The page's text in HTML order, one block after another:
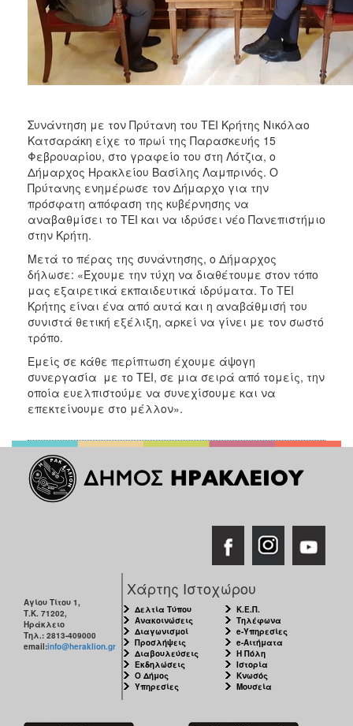
ΗΡΑΚΛΕΙΟ
Συνάντηση με τον Πρύτανη του ΤΕΙ Κρήτης Νικόλαο
Κατσαράκη είχε το πρωί της Παρασκευής 15
Φεβρουαρίου, στο γραφείο του στη Λότζια, ο
Δήμαρχος Ηρακλείου Βασίλης Λαμπρινός. Ο
Πρύτανης ενημέρωσε τον Δήμαρχο για την
πρόσφατη απόφαση της κυβέρνησης να
αναβαθμίσει το ΤΕΙ και να ιδρύσει νέο Πανεπιστήμιο
στην Κρήτη.
Μετά το πέρας της συνάντησης, ο Δήμαρχος
δήλωσε: «Έχουμε την τύχη να διαθέτουμε στον τόπο
μας εξαιρετικά εκπαιδευτικά ιδρύματα. Το ΤΕΙ
Κρήτης είναι ένα από αυτά και η αναβάθμισή του
συνιστά θετική εξέλιξη, αρκεί να γίνει με τον σωστό
τρόπο.
Εμείς σε κάθε περίπτωση έχουμε άψογη
συνεργασία με το ΤΕΙ, σε μια σειρά από τομείς, την
οποία ευελπιστούμε να συνεχίσουμε και να
επεκτείνουμε στο μέλλον».
Αγίου Τίτου 1,
Τ.Κ. 71202,
Ηράκλειο
Τηλ.: 2813-409000
email:info@heraklion.gr
Χάρτης Ιστοχώρου
Δελτία Τύπου
Ανακοινώσεις
Διαγωνισμοί
Προσλήψεις
Διαβουλεύσεις
Εκδηλώσεις
Ο Δήμος
Υπηρεσίες
Κ.Ε.Π.
Τηλέφωνα
e-Υπηρεσίες
e-Αιτήματα
Η Πόλη
Ιστορία
Κνωσός
Μουσεία